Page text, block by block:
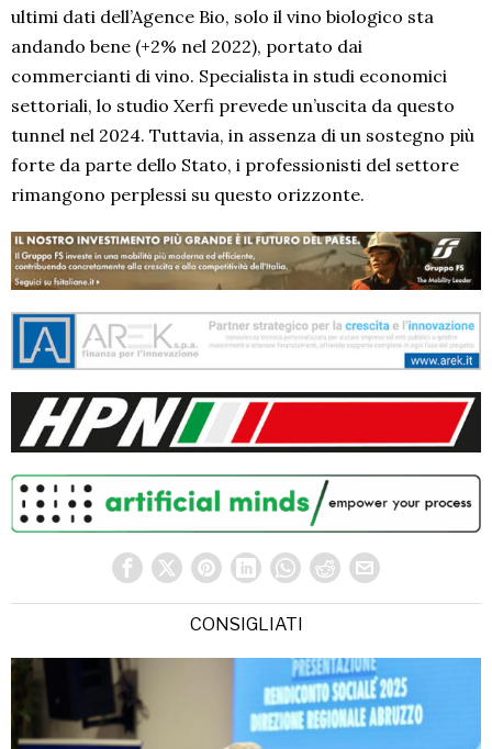
ultimi dati dell’Agence Bio, solo il vino biologico sta
andando bene (+2% nel 2022), portato dai
commercianti di vino. Specialista in studi economici
settoriali, lo studio Xerfi prevede un’uscita da questo
tunnel nel 2024. Tuttavia, in assenza di un sostegno più
forte da parte dello Stato, i professionisti del settore
rimangono perplessi su questo orizzonte.
CONSIGLIATI